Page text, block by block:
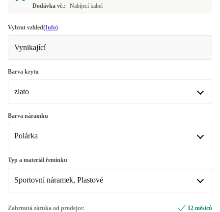
Dodávka vč.:
Nabíjecí kabel
Vybrat vzhled(Info)
Vynikající
Barva krytu
zlato
zlato
K dispozici v jiné konfiguraci
břidlice
Barva náramku
Polárka
Polárka
K dispozici v jiné konfiguraci
břidlice
Typ a materiál řemínku
Sportovní náramek, Plastové
+3 270 Kč
Zahrnutá záruka od prodejce: 12 měsíců